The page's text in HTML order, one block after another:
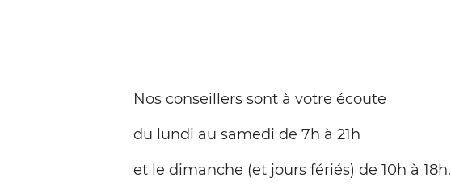
Nos conseillers sont à votre écoute
du lundi au samedi de 7h à 21h
et le dimanche (et jours fériés) de 10h à 18h.